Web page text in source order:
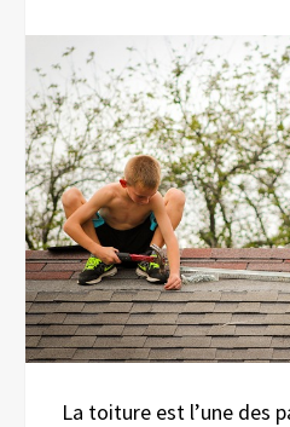
La toiture est l’une des